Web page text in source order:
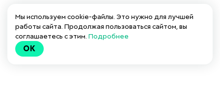
Мы используем cookie-файлы. Это нужно для лучшей
работы сайта. Продолжая пользоваться сайтом, вы
соглашаетесь с этим. Подробнее
OK